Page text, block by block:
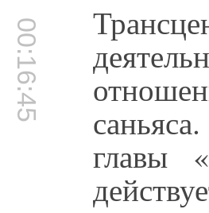
00:16:45
главы